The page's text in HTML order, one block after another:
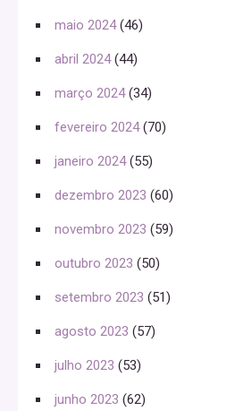
maio 2024(46)
abril 2024(44)
março 2024(34)
fevereiro 2024(70)
janeiro 2024(55)
dezembro 2023 (60)
novembro 2023 (59)
outubro 2023 (50)
setembro 2023 (51)
agosto 2023 (57)
julho 2023 (53)
junho 2023 (62)